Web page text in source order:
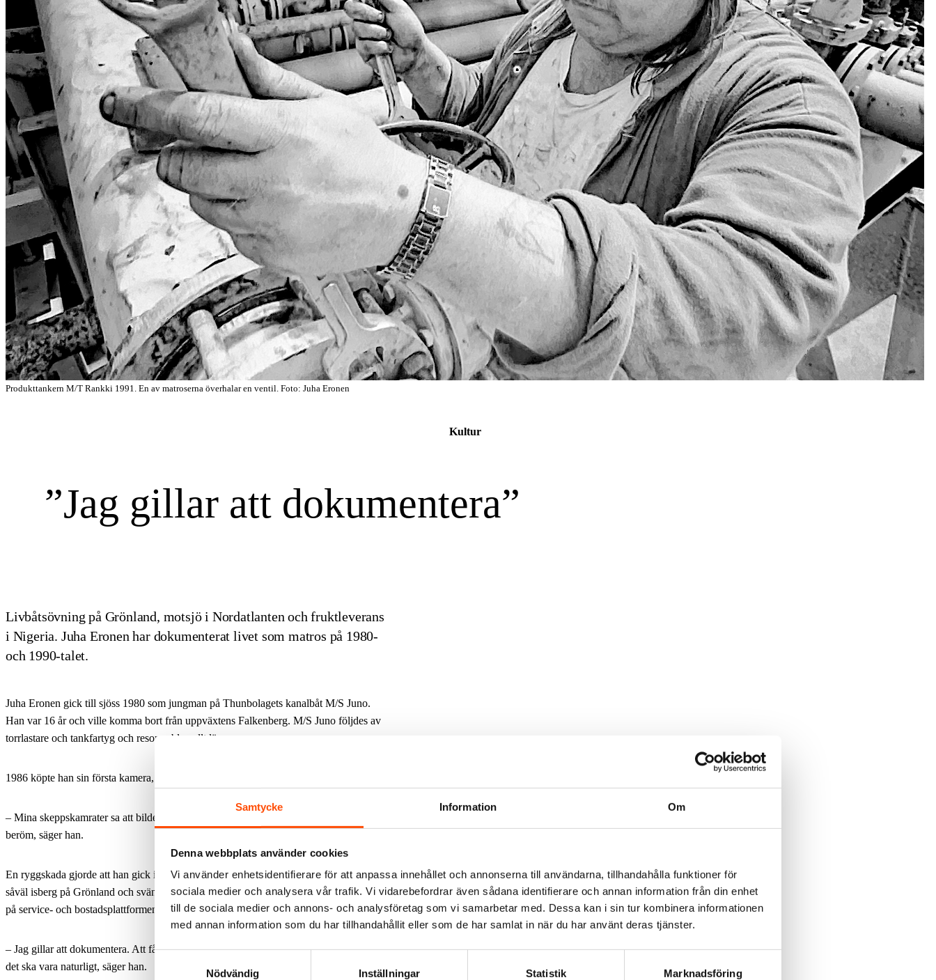
Samtycke Information Om
Denna webbplats använder cookies
Vi använder enhetsidentifierare för att anpassa innehållet och annonserna till användarna, tillhandahålla funktioner för
sociala medier och analysera vår trafik. Vi vidarebefordrar även sådana identifierare och annan information från din enhet
till de sociala medier och annons- och analysföretag som vi samarbetar med. Dessa kan i sin tur kombinera informationen
med annan information som du har tillhandahållit eller som de har samlat in när du har använt deras tjänster.
Samtyckesval
Nödvändig
Inställningar Statistik Marknadsföring
Produkttankern M/T Rankki 1991. En av matroserna överhalar en ventil. Foto: Juha Eronen
Kultur
”Jag gillar att dokumentera”
Livbåtsövning på Grönland, motsjö i Nordatlanten och fruktleverans
i Nigeria. Juha Eronen har dokumenterat livet som matros på 1980-
och 1990-talet.
Juha Eronen gick till sjöss 1980 som jungman på Thunbolagets kanalbåt M/S Juno.
Han var 16 år och ville komma bort från uppväxtens Falkenberg. M/S Juno följdes av
torrlastare och tankfartyg och resorna blev allt längre.
1986 köpte han sin första kamera, en Nikon, och började dokumentera livet ombord.
– Mina skeppskamrater sa att bilderna jag tog såg ut som vykort. Jag tog det som
beröm, säger han.
En ryggskada gjorde att han gick iland i slutet av 1990-talet. Då hade han fotograferat
såväl isberg på Grönland och svänghjulsöverhalning utanför Afrika som vajerunderhåll
på service- och bostadsplattformen Safe Britannia i Nordsjön.
– Jag gillar att dokumentera. Att fånga ögonblicken. Det får inte se konstgjort ut utan
det ska vara naturligt, säger han.